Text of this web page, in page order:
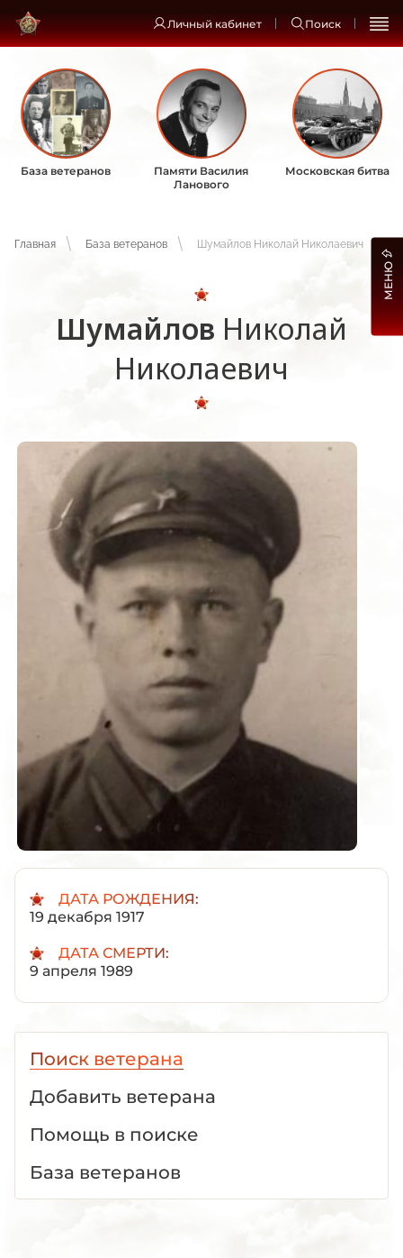
Личный кабинет Поиск
База ветеранов
Памяти Василия
Ланового
Московская битва
Главная База ветеранов Шумайлов Николай Николаевич
Шумайлов Николай
Николаевич
ДАТА РОЖДЕНИЯ:
19 декабря 1917
ДАТА СМЕРТИ:
9 апреля 1989
Поиск ветерана
Добавить ветерана
Помощь в поиске
База ветеранов
МЕНЮ